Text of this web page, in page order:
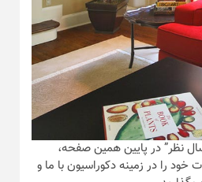
نظر” در پایین همین صفحه،
خود را در زمینه دکوراسیون با ما و